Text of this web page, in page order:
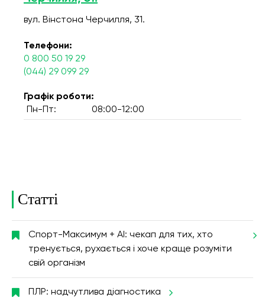
вул. Вінстона Черчилля, 31.
Телефони:
0 800 50 19 29
(044) 29 099 29
Графік роботи:
Пн-Пт:
08:00-12:00
Статті
Спорт-Максимум + AI: чекап для тих, хто
тренується, рухається і хоче краще розуміти
свій організм
ПЛР: надчутлива діагностика